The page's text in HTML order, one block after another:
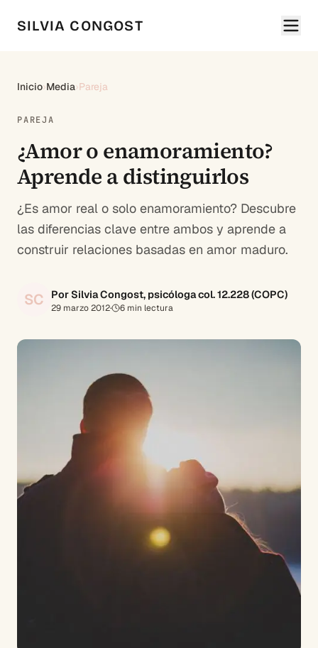
SILVIA CONGOST
Inicio›Media›Pareja
PAREJA
¿Amor o enamoramiento?
Aprende a distinguirlos
¿Es amor real o solo enamoramiento? Descubre
las diferencias clave entre ambos y aprende a
construir relaciones basadas en amor maduro.
SC Por Silvia Congost, psicóloga col. 12.228 (COPC)
29 marzo 2012· 6 min lectura